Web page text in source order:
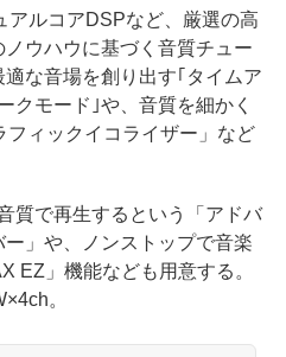
ルコアDSPなど、厳選の高
ウハウに基づく音質チュー
な音場を創り出す｢タイムア
クモード｣や、音質を細かく
ィックイコライザー」など
質で再生するという「アドバ
」や、ノンストップで音楽
EZ」機能なども用意する。
。